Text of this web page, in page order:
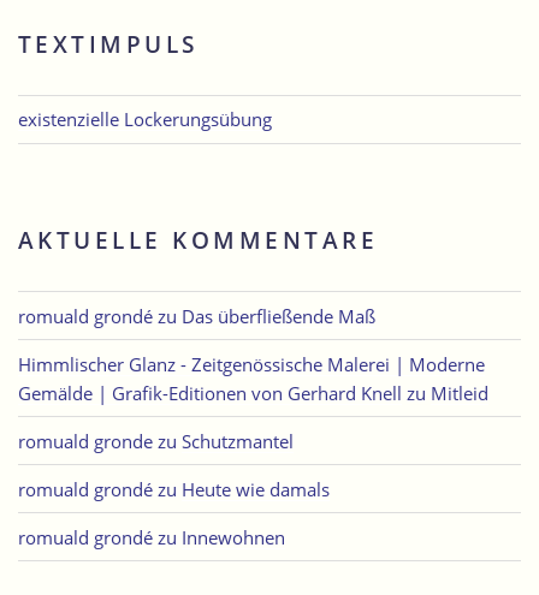
TEXTIMPULS
existenzielle Lockerungsübung
AKTUELLE KOMMENTARE
romuald grondé zu Das überfließende Maß
Himmlischer Glanz - Zeitgenössische Malerei | Moderne
Gemälde | Grafik-Editionen von Gerhard Knell zu Mitleid
romuald gronde zu Schutzmantel
romuald grondé zu Heute wie damals
romuald grondé zu Innewohnen